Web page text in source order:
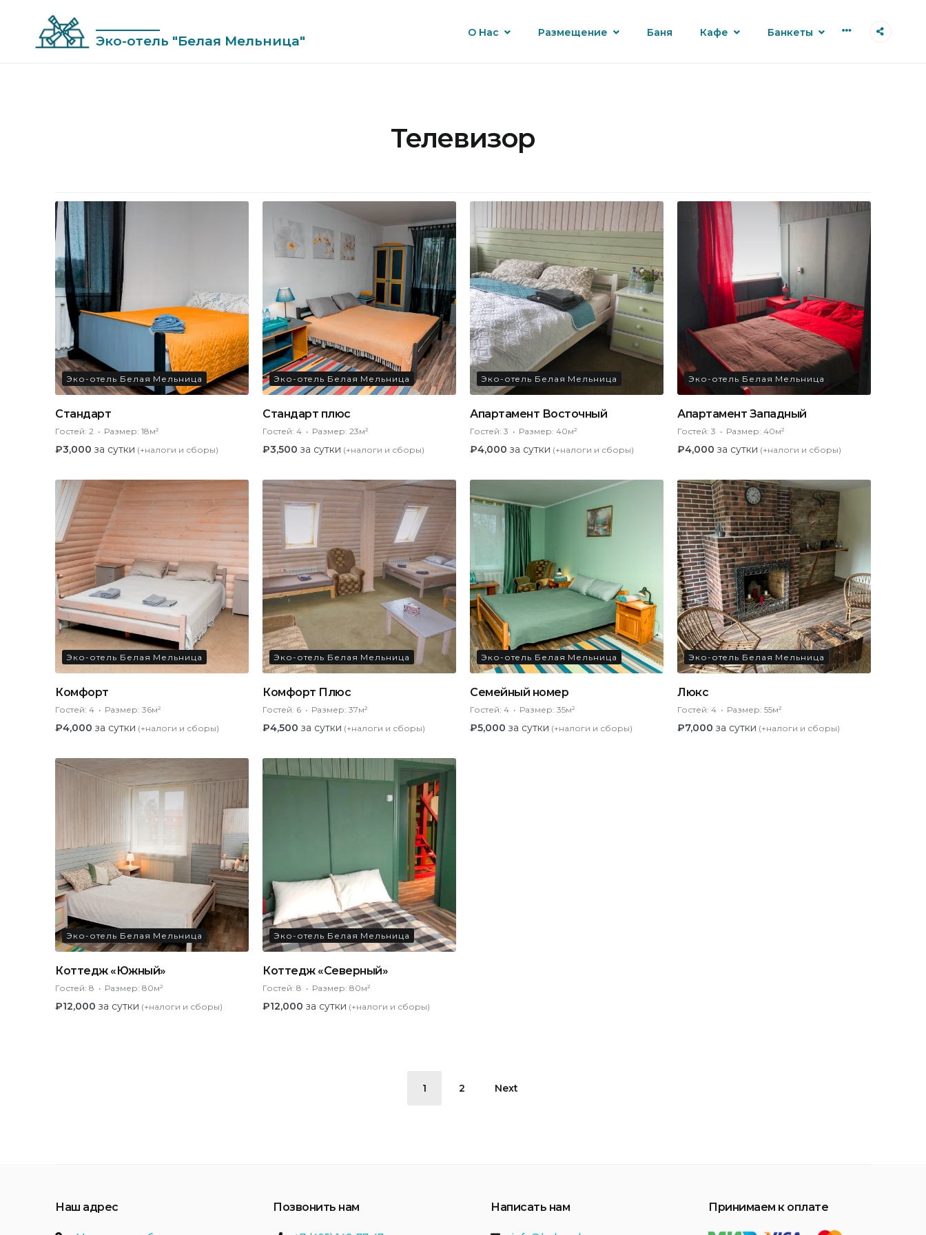
content
Эко-отель "Белая Мельница" О Нас Размещение Баня Кафе Банкеты More
Телевизор
Эко-отель Белая Мельница
Стандарт
Гостей: 2 Размер: 18м²
₽3,000 за сутки (+налоги и сборы)
Эко-отель Белая Мельница
Стандарт плюс
Гостей: 4 Размер: 23м²
₽3,500 за сутки (+налоги и сборы)
Эко-отель Белая Мельница
Апартамент Восточный
Гостей: 3 Размер: 40м²
₽4,000 за сутки (+налоги и сборы)
Эко-отель Белая Мельница
Апартамент Западный
Гостей: 3 Размер: 40м²
₽4,000 за сутки (+налоги и сборы)
Эко-отель Белая Мельница
Комфорт
Гостей: 4 Размер: 36м²
₽4,000 за сутки (+налоги и сборы)
Эко-отель Белая Мельница
Комфорт Плюс
Гостей: 6 Размер: 37м²
₽4,500 за сутки (+налоги и сборы)
Эко-отель Белая Мельница
Семейный номер
Гостей: 4 Размер: 35м²
₽5,000 за сутки (+налоги и сборы)
Эко-отель Белая Мельница
Люкс
Гостей: 4 Размер: 55м²
₽7,000 за сутки (+налоги и сборы)
Эко-отель Белая Мельница
Коттедж «Южный»
Гостей: 8 Размер: 80м²
₽12,000 за сутки (+налоги и сборы)
Эко-отель Белая Мельница
Коттедж «Северный»
Гостей: 8 Размер: 80м²
₽12,000 за сутки (+налоги и сборы)
1 2 Next
Наш адрес Позвонить нам Написать нам Принимаем к оплате